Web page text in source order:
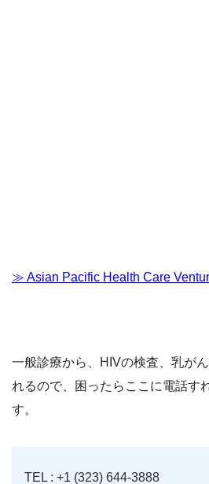
≫ Asian Pacific Health Care
一般診療から、HIVの検査、乳が
れるので、困ったらここに電話す
す。
TEL : +1 (323) 644-3888